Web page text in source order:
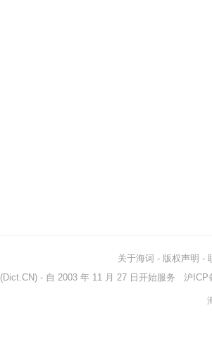
关于海词 - 版权声明 -
(Dict.CN) - 自 2003 年 11 月 27 日开始服务 沪ICP